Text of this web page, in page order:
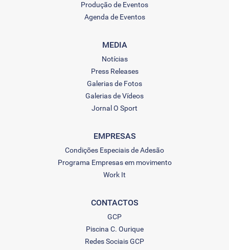
Produção de Eventos
Agenda de Eventos
MEDIA
Notícias
Press Releases
Galerias de Fotos
Galerias de Vídeos
Jornal O Sport
EMPRESAS
Condições Especiais de Adesão
Programa Empresas em movimento
Work It
CONTACTOS
GCP
Piscina C. Ourique
Redes Sociais GCP